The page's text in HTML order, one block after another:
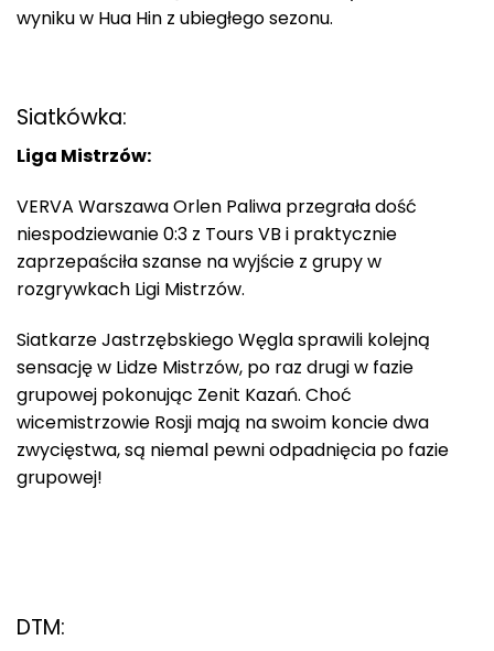
wyniku w Hua Hin z ubiegłego sezonu.
Siatkówka:
Liga Mistrzów:
VERVA Warszawa Orlen Paliwa przegrała dość
niespodziewanie 0:3 z Tours VB i praktycznie
zaprzepaściła szanse na wyjście z grupy w
rozgrywkach Ligi Mistrzów.
Siatkarze Jastrzębskiego Węgla sprawili kolejną
sensację w Lidze Mistrzów, po raz drugi w fazie
grupowej pokonując Zenit Kazań. Choć
wicemistrzowie Rosji mają na swoim koncie dwa
zwycięstwa, są niemal pewni odpadnięcia po fazie
grupowej!
DTM: